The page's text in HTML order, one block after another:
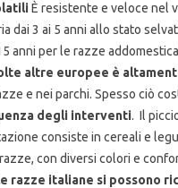
È resistente e veloce nel
dai 3 ai 5 anni allo stato
anni per le razze
altre europee è
e nei parchi. Spesso ciò
degli interventi. Il
consiste in cereali e
con diversi colori e
razze italiane si possono